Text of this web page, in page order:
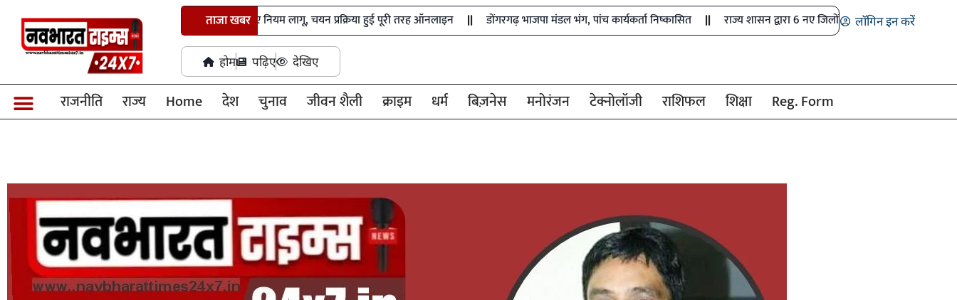
ताजा खबर
छत्तीसगढ़ में तृतीय-चतुर्थ श्रेणी भर्ती के नए नियम लागू, चयन प्रक्रिया हुई पूरी तरह ऑनलाइन डोंगरगढ़ भाजपा मंडल भंग, पांच कार्यकर्ता निष्कासित राज्य शासन द्वारा 6 नए जिलों में खेल अधिकारियों के पदों को मंजूरी
लॉगिन इन करें
होम पढ़िए देखिए
राजनीति राज्य Home देश चुनाव जीवन शैली क्राइम धर्म बिज़नेस मनोरंजन टेक्नोलॉजी राशिफल शिक्षा Reg. Form